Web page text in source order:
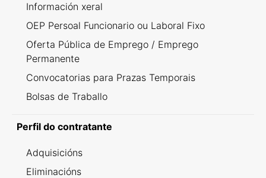
Información xeral
OEP Persoal Funcionario ou Laboral Fixo
Oferta Pública de Emprego / Emprego
Permanente
Convocatorias para Prazas Temporais
Bolsas de Traballo
Perfil do contratante
Adquisicións
Eliminacións